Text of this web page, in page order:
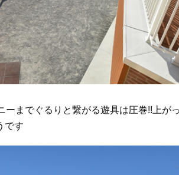
ーまでぐるりと繋がる遊具は圧巻!!上が
です